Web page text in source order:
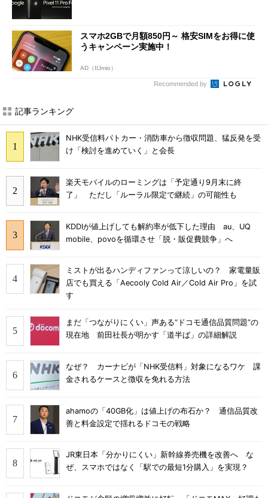
スマホ2GBで月額850円～ 格安SIMをお得に使
うキャンペーン実施中！
AD（IIJmio）
Recommended by
記事ランキング
NHK受信料パトカー・消防車から徴収問題、猛反発を受
け「検討を進めていく」と会長
楽天モバイルのローミングは「予定通り9月末に終
了」 ただし「ルーラル限定で継続」の可能性も
KDDIが値上げしても解約率が低下した理由 au、UQ
mobile、povoを循環させ「脱・販促費競争」へ
ミストが出るハンディファンって涼しいの？ 家電量販
店でも買える「Aecooly Cold Air／Cold Air Pro」を試
す
まだ「つながりにくい」声ある“ドコモ通信品質問題”の
現在地 前田社長が明かす「道半ば」の詳細解説
なぜ？ カーナビが「NHK受信料」対象になるワケ 課
金されるケースと徴収を免れる方法
ahamoの「40GB化」は値上げの布石か？ 通信品質改
善と料金設定で揺れるドコモの戦略
JR東日本「分かりにくい」新幹線券売機を改善へ な
ぜ、スマホではなく「駅での最短1分購入」を実現？